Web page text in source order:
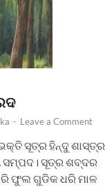
- Leave a Comment
ସୂତ୍ର ହିନ୍ଦୁ ଶାସ୍ତ୍ର
ସୂତ୍ର ଶବ୍ଦର
ଫୁଲ ଗୁଡିକ ଧରି ମାଳ